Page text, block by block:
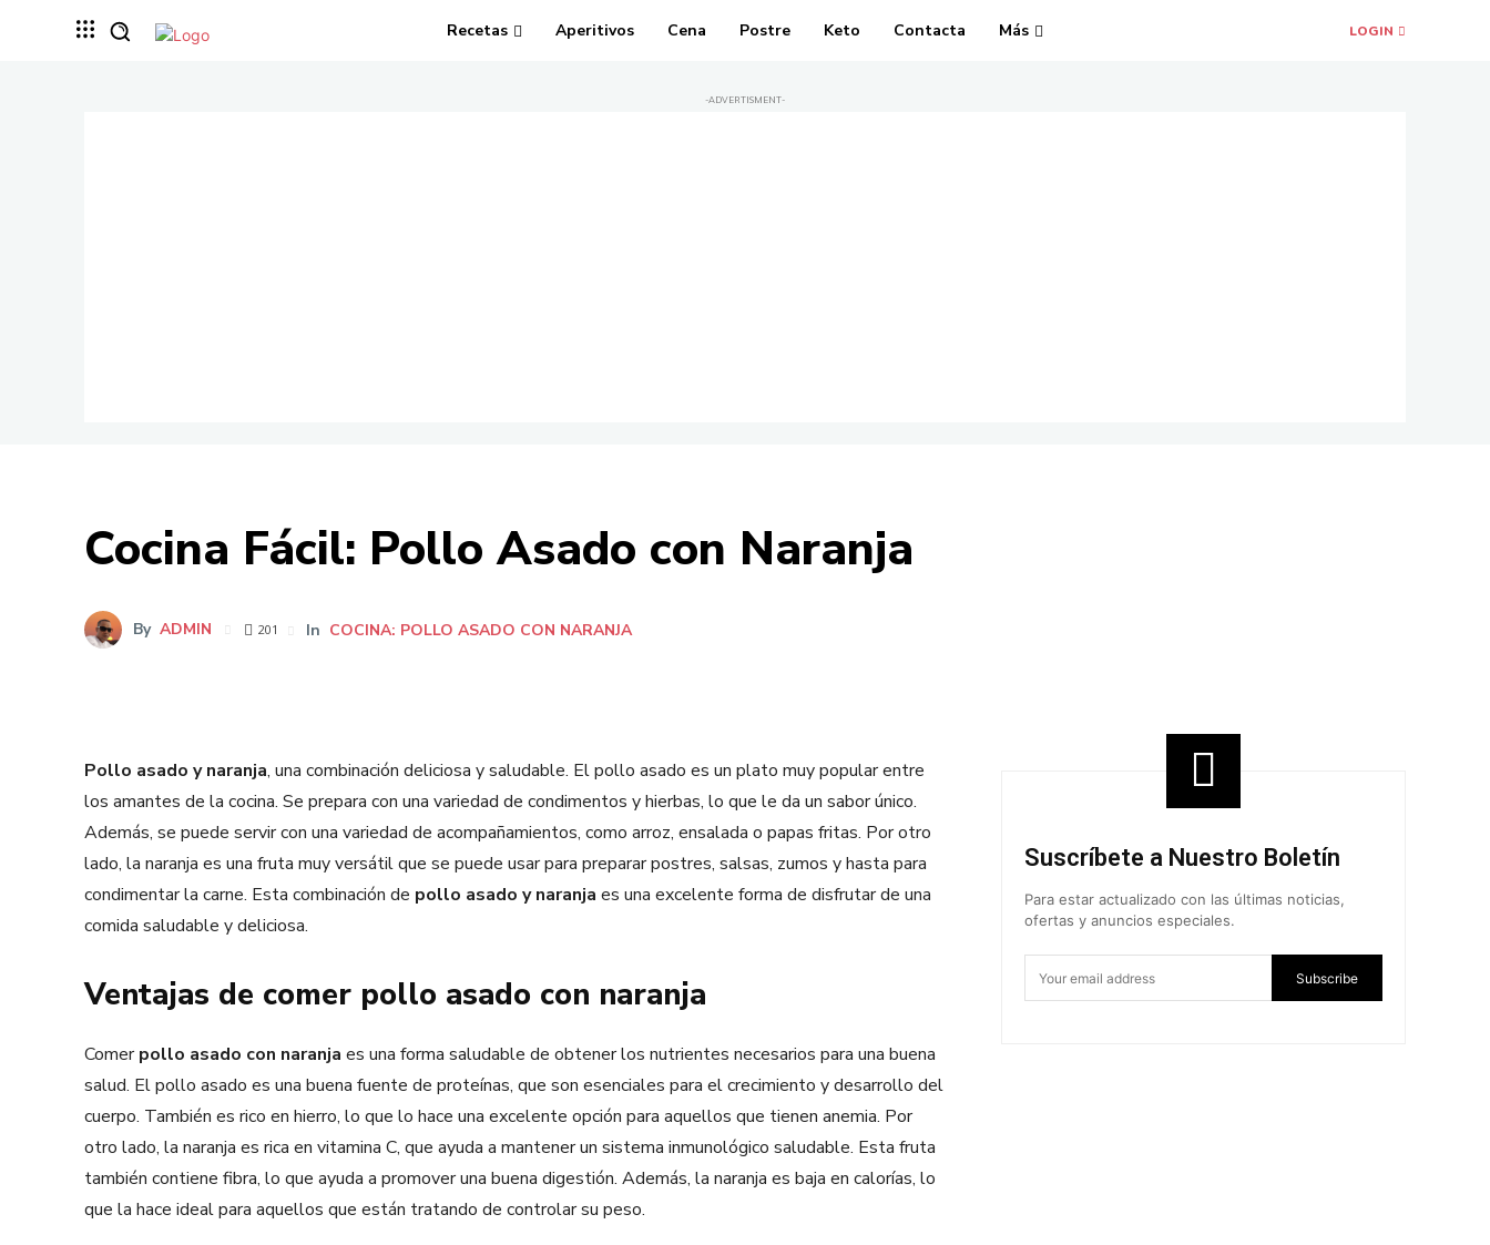
Recetas Aperitivos Cena Postre Keto Contacta Más LOGIN
-ADVERTISMENT-
Cocina Fácil: Pollo Asado con Naranja
By ADMIN 201 In COCINA: POLLO ASADO CON NARANJA
Pollo asado y naranja, una combinación deliciosa y saludable. El pollo asado es un plato muy popular entre
los amantes de la cocina. Se prepara con una variedad de condimentos y hierbas, lo que le da un sabor único.
Además, se puede servir con una variedad de acompañamientos, como arroz, ensalada o papas fritas. Por otro
lado, la naranja es una fruta muy versátil que se puede usar para preparar postres, salsas, zumos y hasta para
condimentar la carne. Esta combinación de pollo asado y naranja es una excelente forma de disfrutar de una
comida saludable y deliciosa.
Ventajas de comer pollo asado con naranja
Comerpollo asado con naranja es una forma saludable de obtener los nutrientes necesarios para una buena
salud. El pollo asado es una buena fuente de proteínas, que son esenciales para el crecimiento y desarrollo del
cuerpo. También es rico en hierro, lo que lo hace una excelente opción para aquellos que tienen anemia. Por
otro lado, la naranja es rica en vitamina C, que ayuda a mantener un sistema inmunológico saludable. Esta fruta
también contiene fibra, lo que ayuda a promover una buena digestión. Además, la naranja es baja en calorías, lo
que la hace ideal para aquellos que están tratando de controlar su peso.
Suscríbete a Nuestro Boletín
Para estar actualizado con las últimas noticias,
ofertas y anuncios especiales.
Subscribe